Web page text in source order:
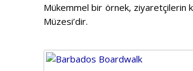
Mükemmel bir örnek, ziyaretçilerin
Müzesi’dir.